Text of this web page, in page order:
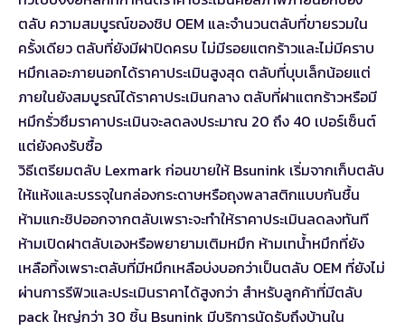
ตลับ ความสมบูรณ์ของชิป OEM และจำนวนตลับที่ขายรวมใน
ครั้งเดียว ตลับที่ยังมีฝาปิดครบ ไม่มีรอยแตกร้าวและไม่มีคราบ
หมึกเลอะภายนอกได้ราคาประเมินสูงสุด ตลับที่บุบเล็กน้อยแต่
ภายในยังสมบูรณ์ได้ราคาประเมินกลาง ตลับที่ฝาแตกร้าวหรือมี
หมึกรั่วซึมราคาประเมินจะลดลงประมาณ 20 ถึง 40 เปอร์เซ็นต์
แต่ยังคงรับซื้อ
วิธีเตรียมตลับ Lexmark ก่อนขายให้ Bsunink เริ่มจากเก็บตลับ
ให้แห้งและบรรจุในกล่องกระดาษหรือถุงพลาสติกแบบกันชื้น
ห้ามแกะชิปออกจากตลับเพราะจะทำให้ราคาประเมินลดลงทันที
ห้ามเปิดฝาตลับเองหรือพยายามเติมหมึก ห้ามเทน้ำหมึกที่ยัง
เหลือทิ้งเพราะตลับที่มีหมึกเหลือบ่งบอกว่าเป็นตลับ OEM ที่ยังไม่
ผ่านการรีฟิวและประเมินราคาได้สูงกว่า สำหรับลูกค้าที่มีตลับ
pack ใหญ่กว่า 30 ชิ้น Bsunink มีบริการนัดรับถึงบ้านใน